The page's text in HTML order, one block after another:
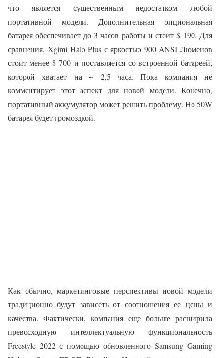
что является существенным недостатком любой
портативной модели. Дополнительная опциональная
батарея обеспечивает до 3 часов работы и стоит $ 190. Для
сравнения, Xgimi Halo Plus с яркостью 900 ANSI Люменов
стоит менее $ 700 и поставляется со встроенной батареей,
которой хватает на ~ 2,5 часа. Пока компания не
комментирует этот аспект для новой модели. Конечно,
портативный аккумулятор может решить проблему. Но 50W
батарея будет громоздкой.
Как обычно, маркетинговые перспективы новой модели
традиционно будут зависеть от соотношения ее цены и
качества. Фактически, компания еще больше расширила
превосходную интеллектуальную функциональность
Freestyle 2022 с помощью обновленного Samsung Gaming